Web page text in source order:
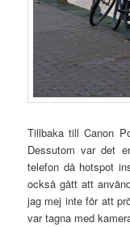
Tillbaka till Canon
Dessutom var det
telefon då hotspot
också gått att
jag mej inte för att
var tagna med